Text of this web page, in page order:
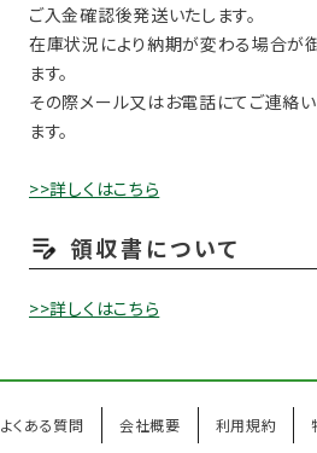
ご入金確認後発送いたします。
在庫状況により納期が変わる場合が
ます。
その際メール又はお電話にてご連絡
ます。
>>詳しくはこちら
領収書について
>>詳しくはこちら
よくある質問 会社概要 利用規約